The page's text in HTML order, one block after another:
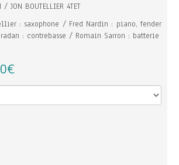
JON BOUTELLIER 4TET
: saxophone / Fred Nardin : piano, fender
: contrebasse / Romain Sarron : batterie
€